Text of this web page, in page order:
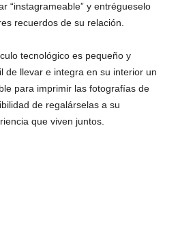
“instagrameable” y entrégueselo
recuerdos de su relación.
tecnológico es pequeño y
de llevar e integra en su interior un
para imprimir las fotografías de
de regalárselas a su
que viven juntos.